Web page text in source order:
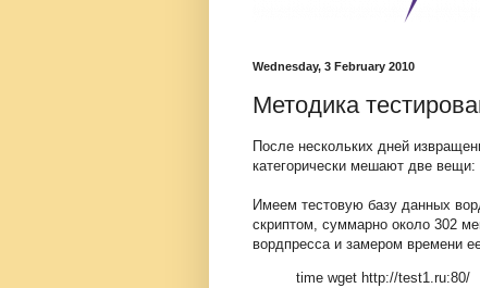
Wednesday, 3 February 2010
Методика
После нескольких дней
категорически мешают две
Имеем тестовую базу данных
скриптом, суммарно около 302
вордпресса и замером времени
time wget http://test1.ru:80/